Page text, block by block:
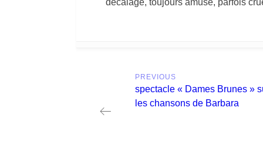
navigation
PREVIOUS
Previous
post:
spectacle « Dames Brunes »
les chansons de Barbara